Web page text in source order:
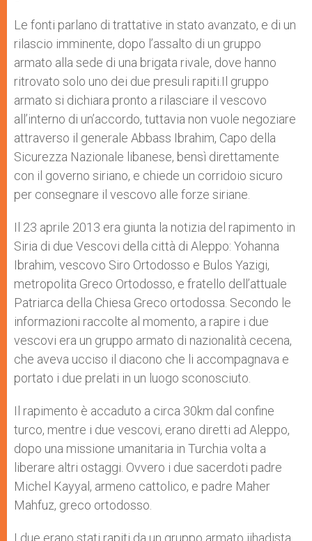
Le fonti parlano di trattative in stato avanzato, e di un
rilascio imminente, dopo l’assalto di un gruppo
armato alla sede di una brigata rivale, dove hanno
ritrovato solo uno dei due presuli rapiti.Il gruppo
armato si dichiara pronto a rilasciare il vescovo
all’interno di un’accordo, tuttavia non vuole negoziare
attraverso il generale Abbass Ibrahim, Capo della
Sicurezza Nazionale libanese, bensì direttamente
con il governo siriano, e chiede un corridoio sicuro
per consegnare il vescovo alle forze siriane.
Il 23 aprile 2013 era giunta la notizia del rapimento in
Siria di due Vescovi della città di Aleppo: Yohanna
Ibrahim, vescovo Siro Ortodosso e Bulos Yazigi,
metropolita Greco Ortodosso, e fratello dell’attuale
Patriarca della Chiesa Greco ortodossa. Secondo le
informazioni raccolte al momento, a rapire i due
vescovi era un gruppo armato di nazionalità cecena,
che aveva ucciso il diacono che li accompagnava e
portato i due prelati in un luogo sconosciuto.
Il rapimento è accaduto a circa 30km dal confine
turco, mentre i due vescovi, erano diretti ad Aleppo,
dopo una missione umanitaria in Turchia volta a
liberare altri ostaggi. Ovvero i due sacerdoti padre
Michel Kayyal, armeno cattolico, e padre Maher
Mahfuz, greco ortodosso.
I due erano stati rapiti da un gruppo armato jihadista,